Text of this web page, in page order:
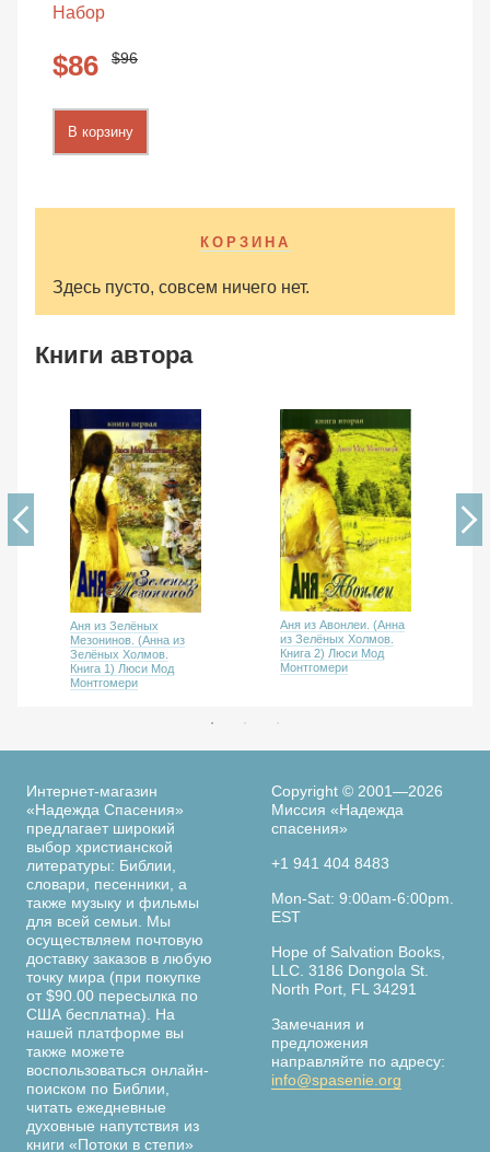
Набор
86 96
В корзину
КОРЗИНА
Здесь пусто, совсем ничего нет.
Книги автора
Аня из Зелёных
Мезонинов. (Анна из
Зелёных Холмов.
Книга 1) Люси Мод
Монтгомери
Аня из Авонлеи. (Анна
из Зелёных Холмов.
Книга 2) Люси Мод
Монтгомери
Интернет-магазин
«Надежда Спасения»
предлагает широкий
выбор христианской
литературы: Библии,
словари, песенники, а
также музыку и фильмы
для всей семьи. Мы
осуществляем почтовую
доставку заказов в любую
точку мира (при покупке
от $90.00 пересылка по
США бесплатна). На
нашей платформе вы
также можете
воспользоваться онлайн-
поиском по Библии,
читать ежедневные
духовные напутствия из
книги «Потоки в степи»
Copyright © 2001—2026
Миссия «Надежда
спасения»
+1 941 404 8483
Mon-Sat: 9:00am-6:00pm.
EST
Hope of Salvation Books,
LLC. 3186 Dongola St.
North Port, FL 34291
Замечания и
предложения
направляйте по адресу:
info@spasenie.org